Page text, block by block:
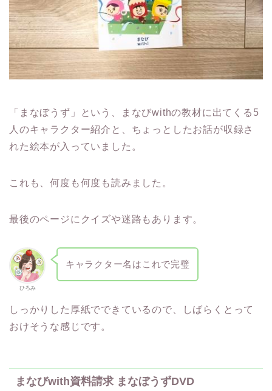
「まなぼうず」という、まなびwithの教材に出てくる5
人のキャラクター紹介と、ちょっとしたお話が収録さ
れた絵本が入っていました。
これも、何度も何度も読みました。
最後のページにクイズや迷路もあります。
ひろみ
キャラクター名はこれで完璧
しっかりした厚紙でできているので、しばらくとって
おけそうな感じです。
まなびwith資料請求 まなぼうずDVD